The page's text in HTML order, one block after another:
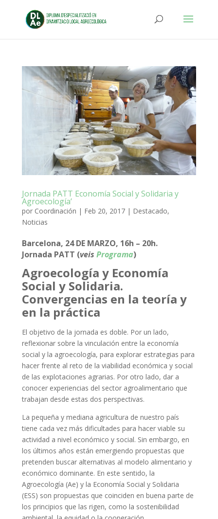
Jornada PATT Economía Social y Solidaria y
Agroecología’
por Coordinación | Feb 20, 2017| Destacado,
Noticias
Barcelona, 24 DE MARZO, 16h – 20h.
Jornada PATT (veis Programa)
Agroecología y Economía
Social y Solidaria.
Convergencias en la teoría y
en la práctica
El objetivo de la jornada es doble. Por un lado,
reflexionar sobre la vinculación entre la economía
social y la agroecología, para explorar estrategias para
hacer frente al reto de la viabilidad económica y social
de las explotaciones agrarias. Por otro lado, dar a
conocer experiencias del sector agroalimentario que
trabajan desde estas dos perspectivas.
La pequeña y mediana agricultura de nuestro país
tiene cada vez más dificultades para hacer viable su
actividad a nivel económico y social. Sin embargo, en
los últimos años están emergiendo propuestas que
pretenden buscar alternativas al modelo alimentario y
económico dominante. En este sentido, la
Agroecología (Ae) y la Economía Social y Solidaria
(ESS) son propuestas que coinciden en buena parte de
los principios que las rigen, como la sostenibilidad